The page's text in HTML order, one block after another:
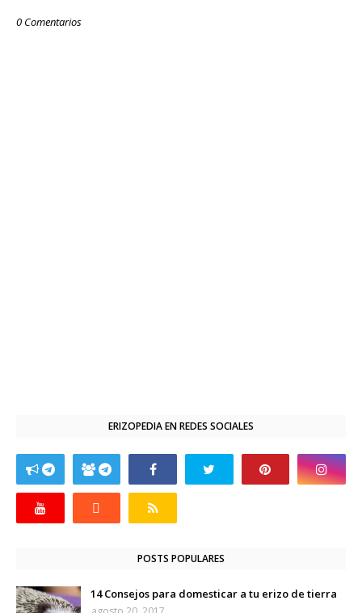
0 Comentarios
ERIZOPEDIA EN REDES SOCIALES
POSTS POPULARES
14 Consejos para domesticar a tu erizo de tierra